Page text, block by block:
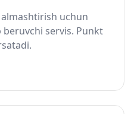
uchun
servis. Punkt